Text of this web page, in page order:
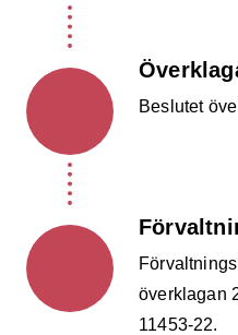
Beslutet
överklagan
11453-22.